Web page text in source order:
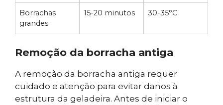
Borrachas
grandes
15-20 minutos 30-35°C
Remoção da borracha antiga
A remoção da borracha antiga requer
cuidado e atenção para evitar danos à
estrutura da geladeira. Antes de iniciar o